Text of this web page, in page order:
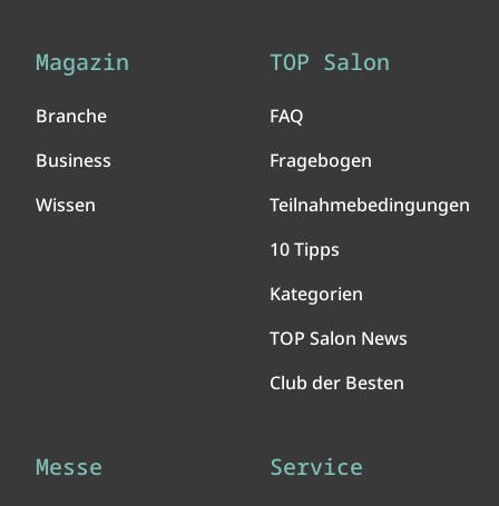
Magazin
Branche
Business
Wissen
TOP Salon
FAQ
Fragebogen
Teilnahmebedingungen
10 Tipps
Kategorien
TOP Salon News
Club der Besten
Messe Service